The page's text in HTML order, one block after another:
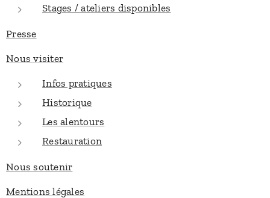
Stages / ateliers disponibles
Presse
Nous visiter
Infos pratiques
Historique
Les alentours
Restauration
Nous soutenir
Mentions légales